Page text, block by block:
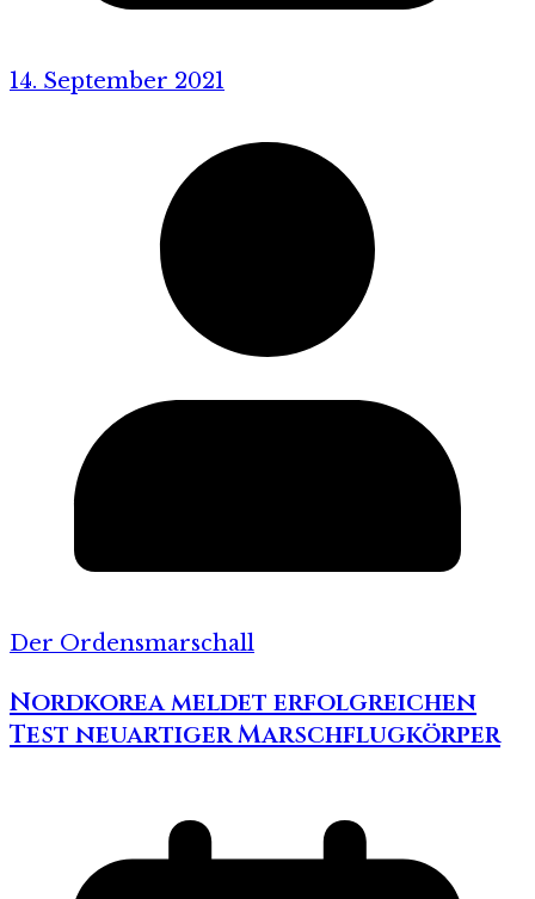
14. September 2021
Der Ordensmarschall
Nordkorea meldet erfolgreichen
Test neuartiger Marschflugkörper